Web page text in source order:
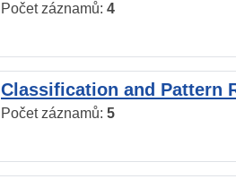
Počet záznamů: 4
Classification and Pattern
Počet záznamů: 5